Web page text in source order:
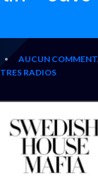
• AUCUN
RADIOS